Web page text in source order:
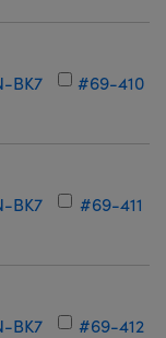
BK7 #69-410
BK7 #69-411
BK7 #69-412